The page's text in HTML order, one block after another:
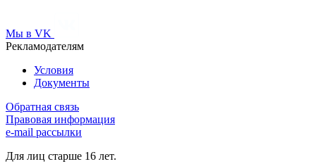
Мы в VK
Рекламодателям
Условия
Документы
Обратная связь
Правовая информация
e-mail рассылки
Для лиц старше 16 лет.